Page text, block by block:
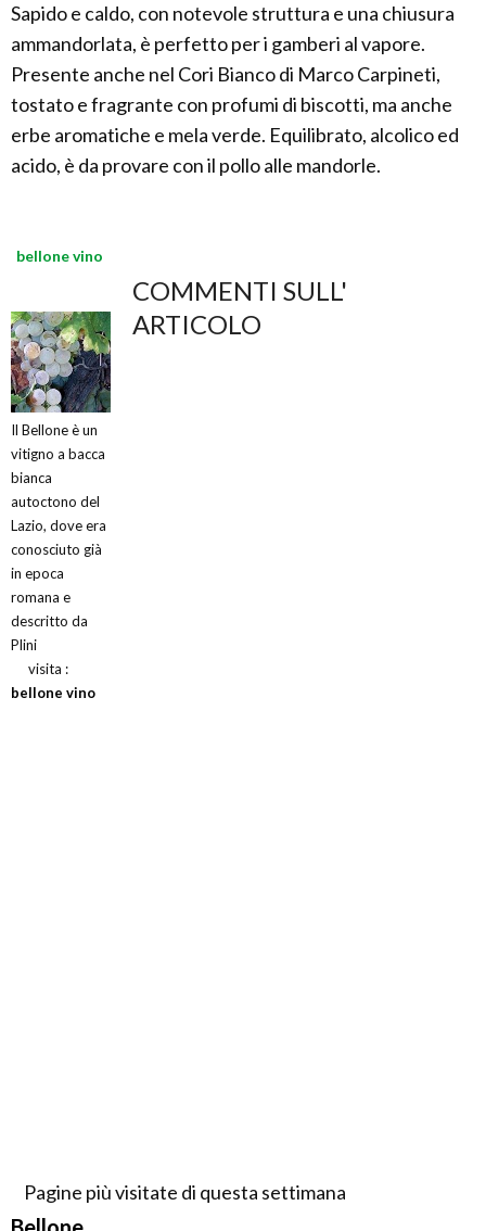
Sapido e caldo, con notevole struttura e una chiusura
ammandorlata, è perfetto per i gamberi al vapore.
Presente anche nel Cori Bianco di Marco Carpineti,
tostato e fragrante con profumi di biscotti, ma anche
erbe aromatiche e mela verde. Equilibrato, alcolico ed
acido, è da provare con il pollo alle mandorle.
bellone vino
Il Bellone è un
vitigno a bacca
bianca
autoctono del
Lazio, dove era
conosciuto già
in epoca
romana e
descritto da
Plini
visita :
bellone vino
COMMENTI SULL'
ARTICOLO
Pagine più visitate di questa settimana